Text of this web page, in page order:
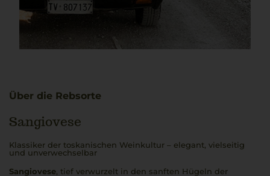
Über die Rebsorte
Sangiovese
Klassiker der toskanischen Weinkultur – elegant, vielseitig
und unverwechselbar
Sangiovese, tief verwurzelt in den sanften Hügeln der